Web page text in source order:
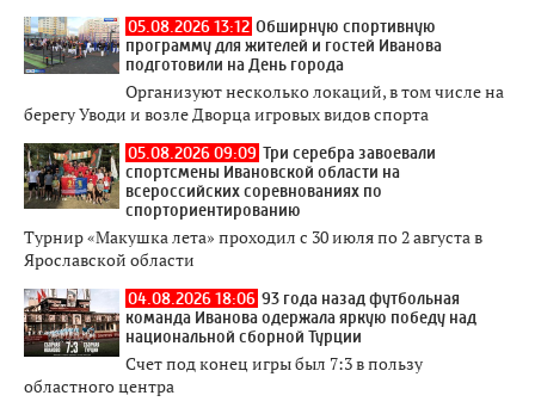
05.08.2026 13:12 Обширную спортивную
программу для жителей и гостей Иванова
подготовили на День города
Организуют несколько локаций, в том числе на
берегу Уводи и возле Дворца игровых видов спорта
05.08.2026 09:09 Три серебра завоевали
спортсмены Ивановской области на
всероссийских соревнованиях по
спорториентированию
Турнир «Макушка лета» проходил с 30 июля по 2 августа в
Ярославской области
04.08.2026 18:06 93 года назад футбольная
команда Иванова одержала яркую победу над
национальной сборной Турции
Счет под конец игры был 7:3 в пользу
областного центра